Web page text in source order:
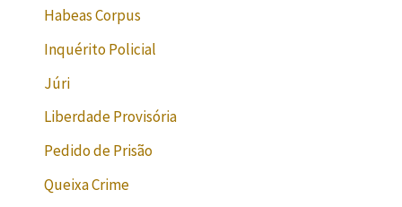
Habeas Corpus
Inquérito Policial
Júri
Liberdade Provisória
Pedido de Prisão
Queixa Crime